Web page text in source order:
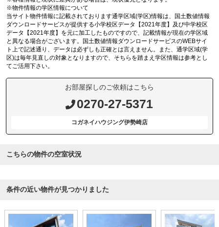
※物件情報の学区情報について
当サイト物件情報に記載されております通学区域(学区)情報は、国土数値情報
ダウンロードサービスが提供する小学校区データ【2021年度】及び中学校区
データ【2021年度】を元に加工したものですので、記載情報が現在の学区域
と異なる場合がございます。国土数値情報ダウンロードサービスのWEBサイ
ト上で記述通り、データは必ずしも正確とは言えません。また、通学区域(学
区)は毎年見直しの対象となりますので、そちらを踏まえ学区情報は参考とし
てご活用下さい。
お部屋探しのご依頼はこちら
0270-27-5371
コガネイハウジング伊勢崎店
こちらの物件の空室状況
条件の近い物件が見つかりました